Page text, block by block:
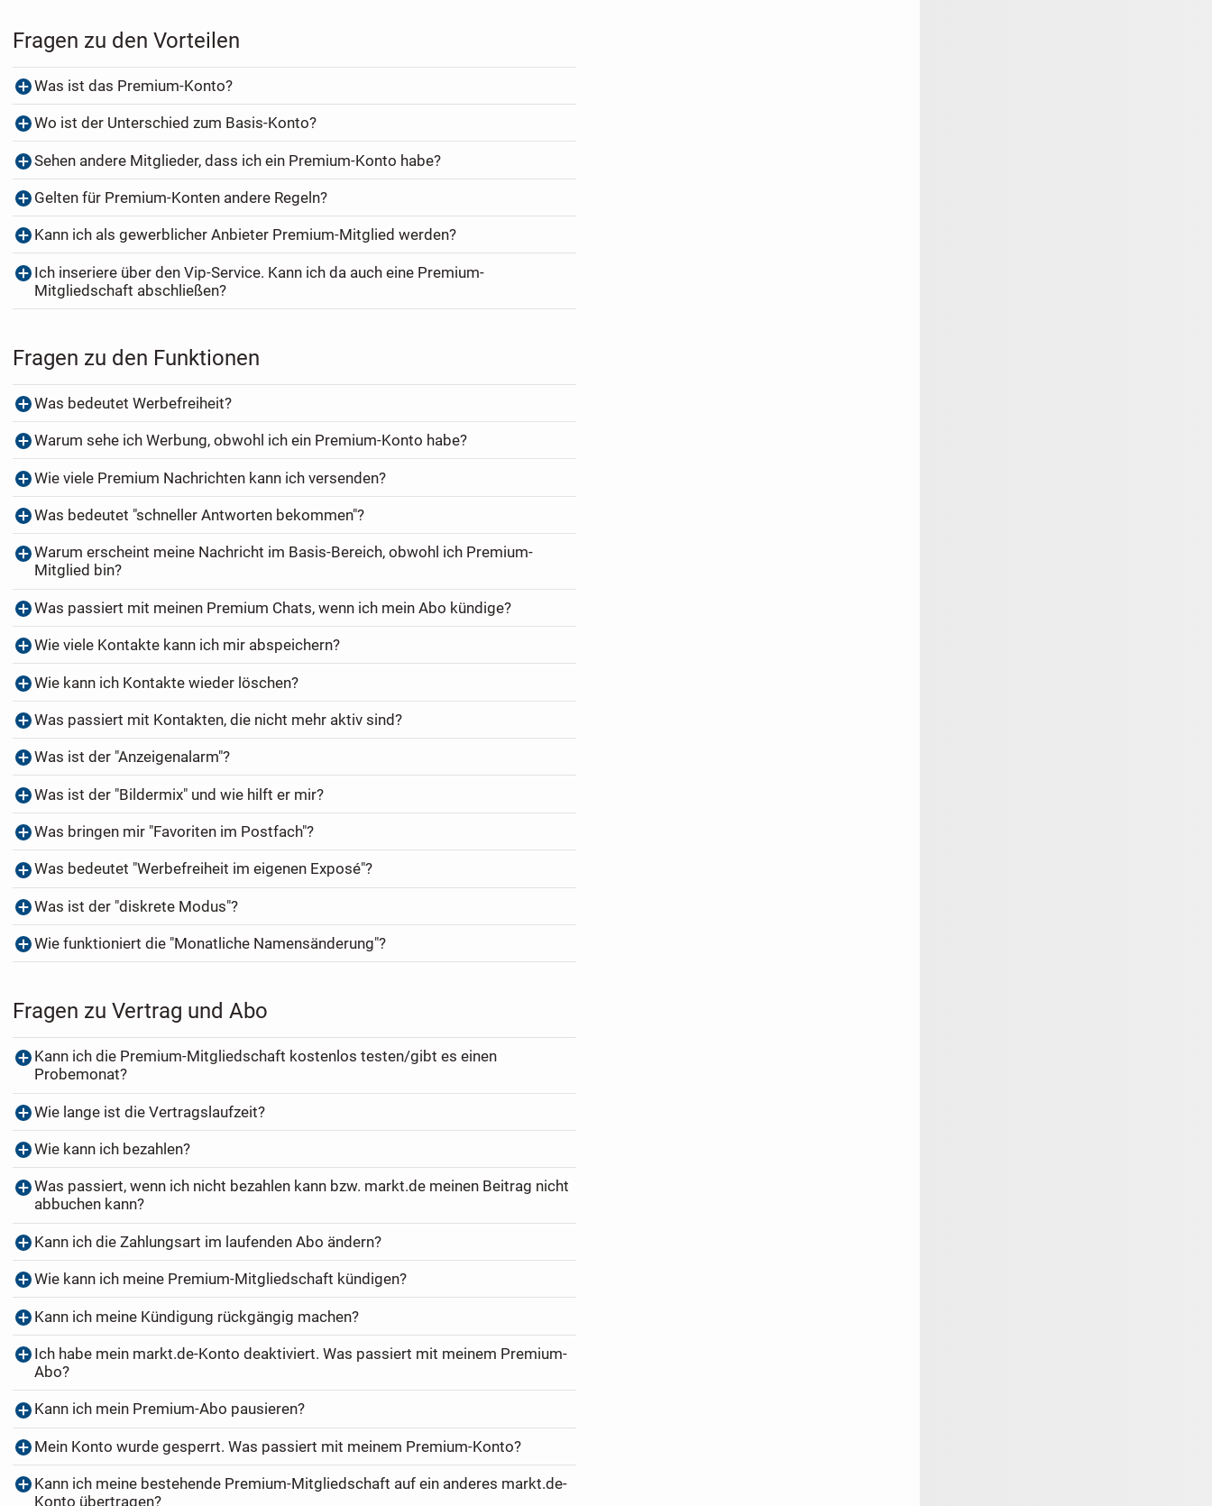
Fragen zu den Vorteilen
Was ist das Premium-Konto?
Wo ist der Unterschied zum Basis-Konto?
Sehen andere Mitglieder, dass ich ein Premium-Konto habe?
Gelten für Premium-Konten andere Regeln?
Kann ich als gewerblicher Anbieter Premium-Mitglied werden?
Ich inseriere über den Vip-Service. Kann ich da auch eine Premium-
Mitgliedschaft abschließen?
Fragen zu den Funktionen
Was bedeutet Werbefreiheit?
Warum sehe ich Werbung, obwohl ich ein Premium-Konto habe?
Wie viele Premium Nachrichten kann ich versenden?
Was bedeutet "schneller Antworten bekommen"?
Warum erscheint meine Nachricht im Basis-Bereich, obwohl ich Premium-
Mitglied bin?
Was passiert mit meinen Premium Chats, wenn ich mein Abo kündige?
Wie viele Kontakte kann ich mir abspeichern?
Wie kann ich Kontakte wieder löschen?
Was passiert mit Kontakten, die nicht mehr aktiv sind?
Was ist der "Anzeigenalarm"?
Was ist der "Bildermix" und wie hilft er mir?
Was bringen mir "Favoriten im Postfach"?
Was bedeutet "Werbefreiheit im eigenen Exposé"?
Was ist der "diskrete Modus"?
Wie funktioniert die "Monatliche Namensänderung"?
Fragen zu Vertrag und Abo
Kann ich die Premium-Mitgliedschaft kostenlos testen/gibt es einen
Probemonat?
Wie lange ist die Vertragslaufzeit?
Wie kann ich bezahlen?
Was passiert, wenn ich nicht bezahlen kann bzw. markt.de meinen Beitrag nicht
abbuchen kann?
Kann ich die Zahlungsart im laufenden Abo ändern?
Wie kann ich meine Premium-Mitgliedschaft kündigen?
Kann ich meine Kündigung rückgängig machen?
Ich habe mein markt.de-Konto deaktiviert. Was passiert mit meinem Premium-
Abo?
Kann ich mein Premium-Abo pausieren?
Mein Konto wurde gesperrt. Was passiert mit meinem Premium-Konto?
Kann ich meine bestehende Premium-Mitgliedschaft auf ein anderes markt.de-
Konto übertragen?